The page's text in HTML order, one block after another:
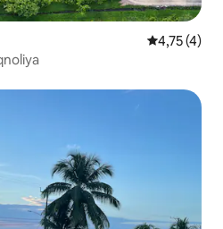
Ortalama
4,75 (4)